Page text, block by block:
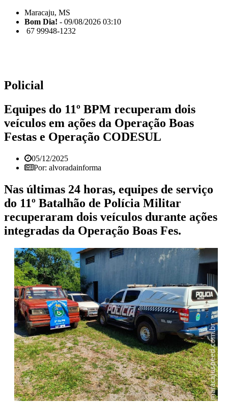
Maracaju, MS
Bom Dia! - 09/08/2026 03:10
67 99948-1232
Policial
Equipes do 11º BPM recuperam dois
veículos em ações da Operação Boas
Festas e Operação CODESUL
05/12/2025
Por: alvoradainforma
Nas últimas 24 horas, equipes de serviço
do 11º Batalhão de Polícia Militar
recuperaram dois veículos durante ações
integradas da Operação Boas Fes.